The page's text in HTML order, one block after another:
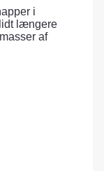
i
længere
af